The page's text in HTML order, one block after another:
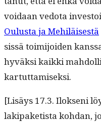
voidaan vedo­ta
Oulus­ta ja Mehiläis­es­tä
sis­sä toim­i­joiden
hyväk­si kaik­ki
kartuttamiseksi.
[Lisäys 17.3. Ilok­seni
lakipaketista kohdan,